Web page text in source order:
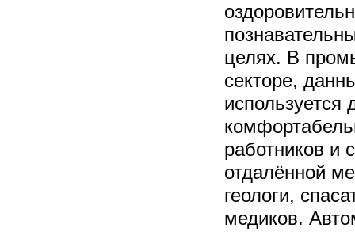
целях. В
секторе,
используется
работников и
отдалённой
геологи,
медиков.